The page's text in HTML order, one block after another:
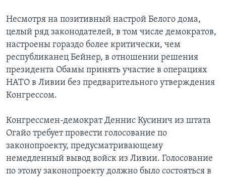
Несмотря на позитивный настрой Белого дома,
целый ряд законодателей, в том числе демократов,
настроены гораздо более критически, чем
республиканец Бейнер, в отношении решения
президента Обамы принять участие в операциях
НАТО в Ливии без предварительного утверждения
Конгрессом.
Конгрессмен-демократ Деннис Кусинич из штата
Огайо требует провести голосование по
законопроекту, предусматривающему
немедленный вывод войск из Ливии. Голосование
по этому законопроекту должно было состояться в